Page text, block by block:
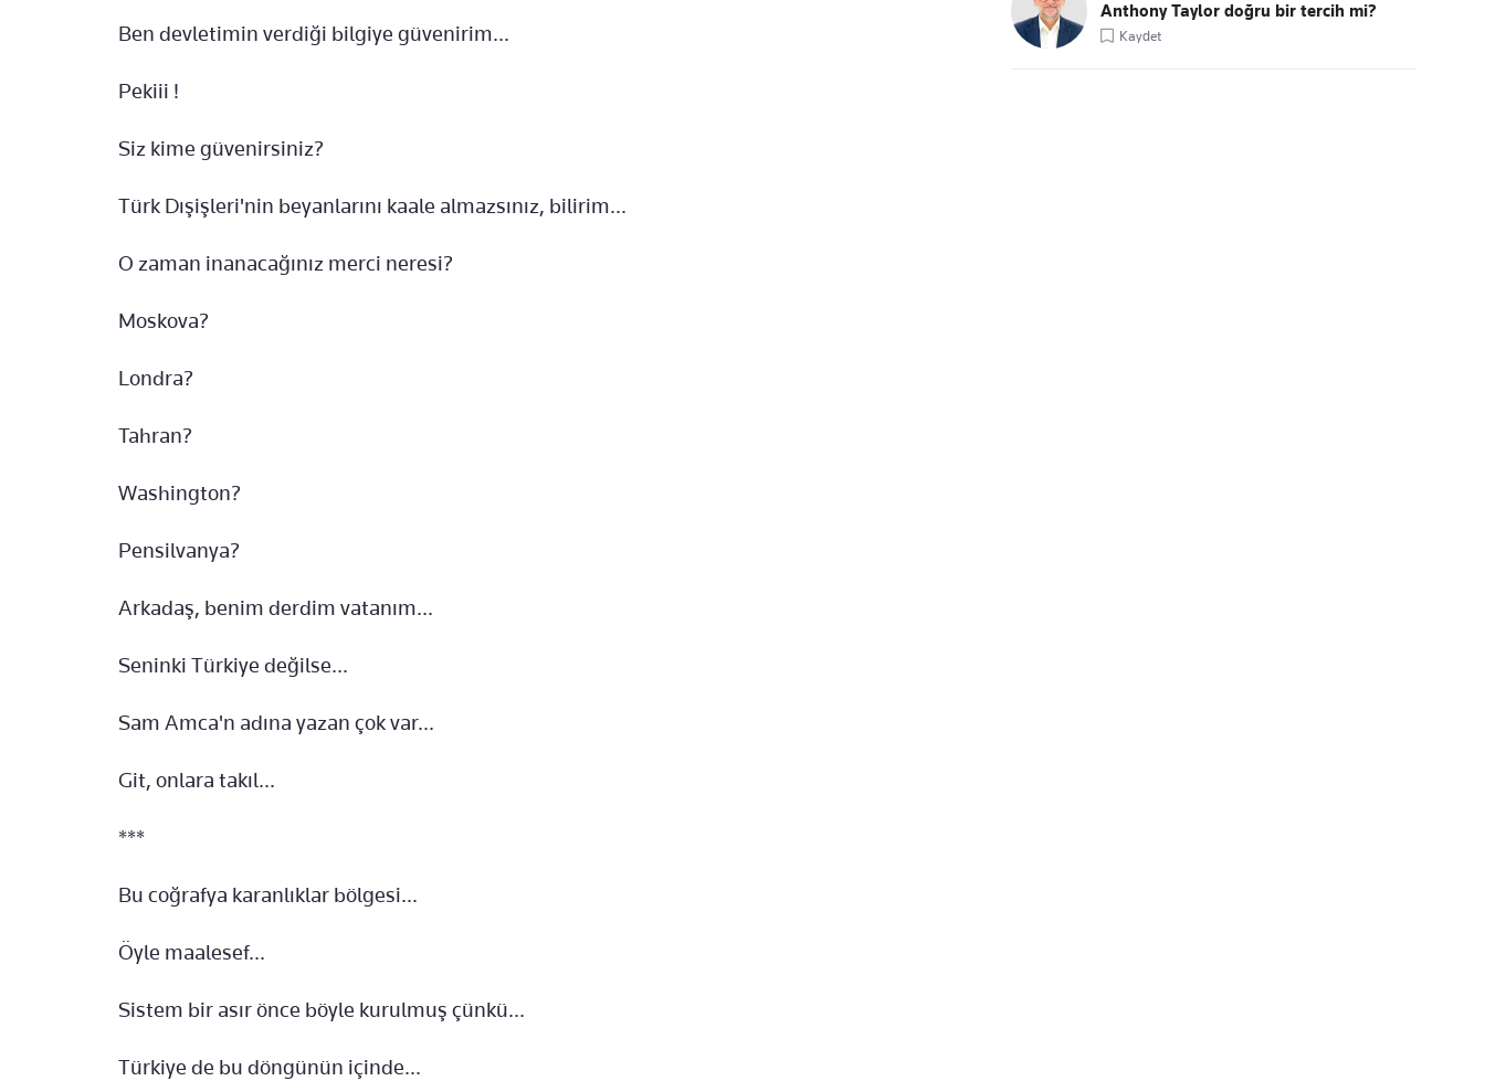
Ben devletimin verdiği bilgiye güvenirim...
Pekiii !
Siz kime güvenirsiniz?
Türk Dışişleri'nin beyanlarını kaale almazsınız, bilirim...
O zaman inanacağınız merci neresi?
Moskova?
Londra?
Tahran?
Washington?
Pensilvanya?
Arkadaş, benim derdim vatanım...
Seninki Türkiye değilse...
Sam Amca'n adına yazan çok var...
Git, onlara takıl...
***
Bu coğrafya karanlıklar bölgesi...
Öyle maalesef...
Sistem bir asır önce böyle kurulmuş çünkü...
Türkiye de bu döngünün içinde...
Anthony Taylor doğru bir tercih mi?
Kaydet